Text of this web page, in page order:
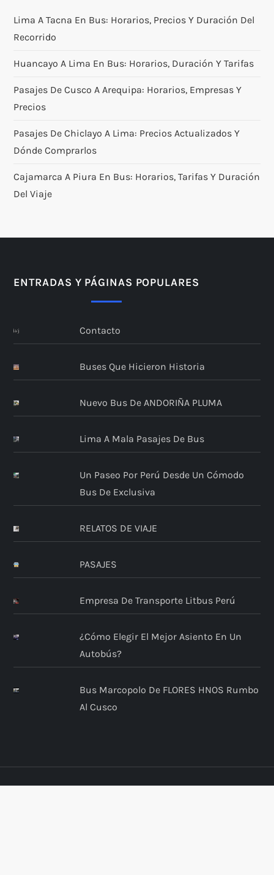
Lima A Tacna En Bus: Horarios, Precios Y Duración Del
Recorrido
Huancayo A Lima En Bus: Horarios, Duración Y Tarifas
Pasajes De Cusco A Arequipa: Horarios, Empresas Y
Precios
Pasajes De Chiclayo A Lima: Precios Actualizados Y
Dónde Comprarlos
Cajamarca A Piura En Bus: Horarios, Tarifas Y Duración
Del Viaje
ENTRADAS Y PÁGINAS POPULARES
Contacto
Buses Que Hicieron Historia
Nuevo Bus De ANDORIÑA PLUMA
Lima A Mala Pasajes De Bus
Un Paseo Por Perú Desde Un Cómodo
Bus De Exclusiva
RELATOS DE VIAJE
PASAJES
Empresa De Transporte Litbus Perú
¿Cómo Elegir El Mejor Asiento En Un
Autobús?
Bus Marcopolo De FLORES HNOS Rumbo
Al Cusco